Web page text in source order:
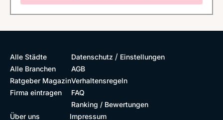
Alle Städte
Alle Branchen
Ratgeber Magazin
Firma eintragen
Datenschutz / Einstellungen
AGB
Verhaltensregeln
FAQ
Ranking / Bewertungen
Über uns
Impressum